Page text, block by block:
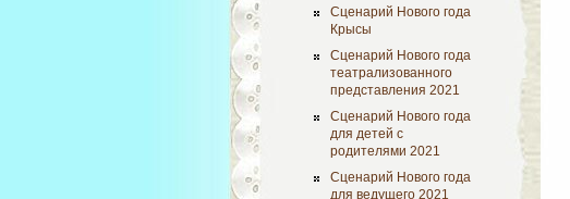
Сценарий Нового года
Крысы
Сценарий Нового года
театрализованного
представления 2021
Сценарий Нового года
для детей с
родителями 2021
Сценарий Нового года
для ведущего 2021